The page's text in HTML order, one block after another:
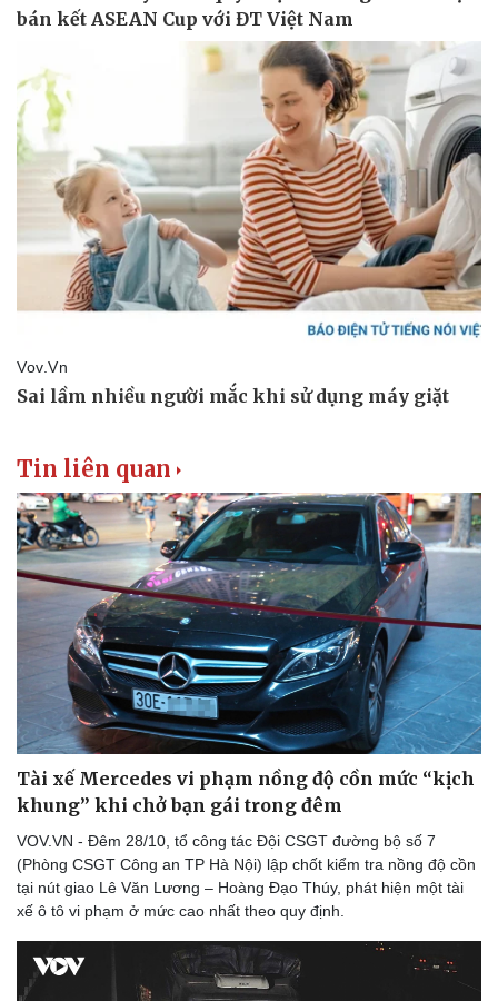
Thể thao
Lịch thi đấu bóng đá
Thế giới thể thao
eSports
Hậu trường
Ô tô - Xe máy
Ô tô
Xe máy
Tư vấn
Tin liên quan
Tài xế Mercedes vi phạm nồng độ cồn mức “kịch
khung” khi chở bạn gái trong đêm
VOV.VN - Đêm 28/10, tổ công tác Đội CSGT đường bộ số 7
(Phòng CSGT Công an TP Hà Nội) lập chốt kiểm tra nồng độ cồn
tại nút giao Lê Văn Lương – Hoàng Đạo Thúy, phát hiện một tài
xế ô tô vi phạm ở mức cao nhất theo quy định.